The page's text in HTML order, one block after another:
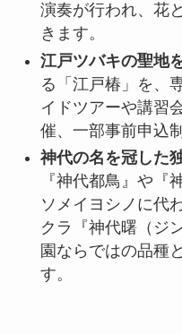
演奏が行われ、花
きます。
江戸ツバキの聖地
る「江戸椿」を、
イドツアーや講習
催、一部事前申込
神代の名を冠した
『神代都鳥』や『
ソメイヨシノに代
クラ『神代曙（ジ
園ならではの品種
す。